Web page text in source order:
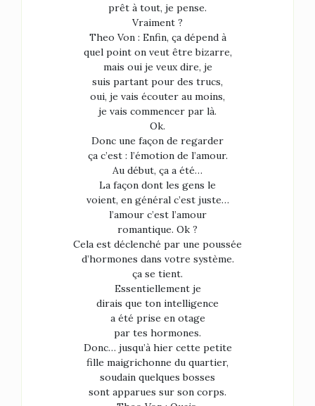
prêt à tout, je pense.
Vraiment ?
Theo Von : Enfin, ça dépend à
quel point on veut être bizarre,
mais oui je veux dire, je
suis partant pour des trucs,
oui, je vais écouter au moins,
je vais commencer par là.
Ok.
Donc une façon de regarder
ça c’est : l’émotion de l’amour.
Au début, ça a été…
La façon dont les gens le
voient, en général c’est juste…
l’amour c’est l’amour
romantique. Ok ?
Cela est déclenché par une poussée
d’hormones dans votre système.
ça se tient.
Essentiellement je
dirais que ton intelligence
a été prise en otage
par tes hormones.
Donc… jusqu’à hier cette petite
fille maigrichonne du quartier,
soudain quelques bosses
sont apparues sur son corps.